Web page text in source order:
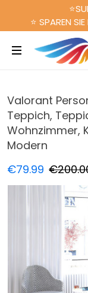
⭐ SPAREN
Valorant
Teppich,
Wohnzimmer,
Modern
€79.99